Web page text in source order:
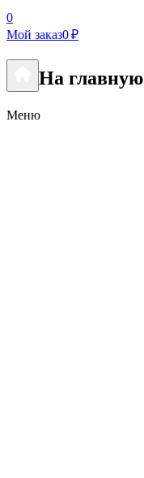
0
Мой заказ0 ₽
На главную
Меню